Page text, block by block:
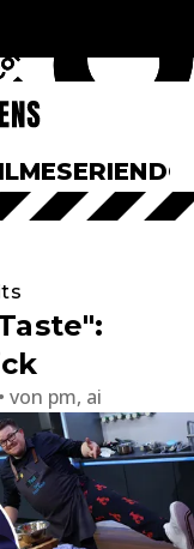
SERIEN
von pm, ai